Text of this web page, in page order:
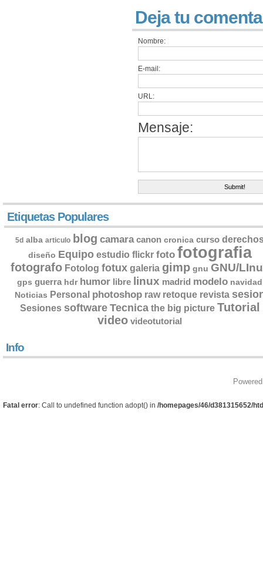
Deja tu
Nombre:
E-mail:
URL:
Mensaje:
Etiquetas Populares
5d alba articulo blog camara canon cronica curso
diseño Equipo estudio flickr foto fotografia
fotografo Fotolog fotux galeria gimp gnu GNU/
gps guerra hdr humor libre linux madrid modelo navidad
Noticias Personal photoshop raw retoque revista
Sesiones software Tecnica the big picture Tutorial
video videotutorial
Info
Fatal error: Call to undefined function adopt() in /homepages/46/d381315652/